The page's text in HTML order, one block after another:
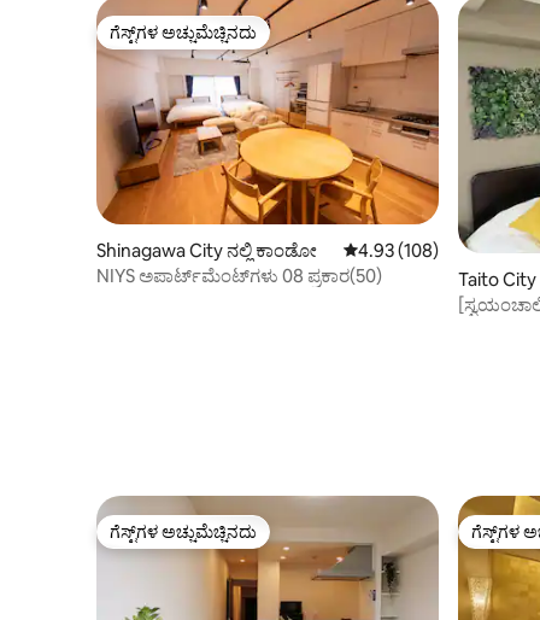
ಗೆಸ್ಟ್‌ಗಳ ಅಚ್ಚುಮೆಚ್ಚಿನದು
ಗೆಸ್ಟ್‌ಗಳ ಅಚ್ಚುಮೆಚ್ಚಿನದು
Shinagawa City ನಲ್ಲಿ ಕಾಂಡೋ 5 ರಲ್ಲಿ 4.93 ಸರಾಸರಿ
4.93 (108)
NIYS ಅಪಾರ್ಟ್‌ಮೆಂಟ್‌ಗಳು 08 ಪ್ರಕಾರ(50)
Taito
ಗೆಸ್ಟ್‌ಗಳ ಅಚ್ಚುಮೆಚ್ಚಿನದು
ಗೆಸ್ಟ್‌ಗಳ ಅಚ್ಚುಮೆಚ್ಚಿನದು ಗೆಸ್ಟ್‌ಗಳ
ಗೆಸ್ಟ್‌ಗಳ